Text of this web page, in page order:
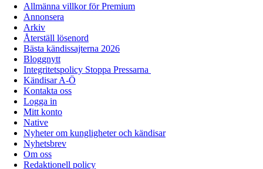
Allmänna villkor för Premium
Annonsera
Arkiv
Återställ lösenord
Bästa kändissajterna 2026
Bloggnytt
Integritetspolicy Stoppa Pressarna
Kändisar A-Ö
Kontakta oss
Logga in
Mitt konto
Native
Nyheter om kungligheter och kändisar
Nyhetsbrev
Om oss
Redaktionell policy